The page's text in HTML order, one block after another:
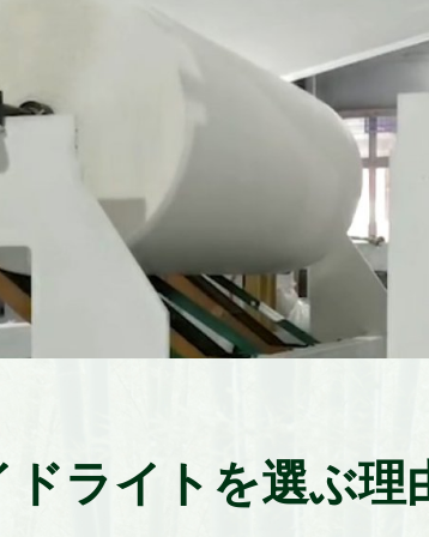
ドライトを選ぶ理